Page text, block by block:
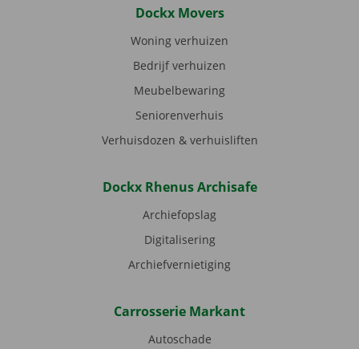
Dockx Movers
Woning verhuizen
Bedrijf verhuizen
Meubelbewaring
Seniorenverhuis
Verhuisdozen & verhuisliften
Dockx Rhenus Archisafe
Archiefopslag
Digitalisering
Archiefvernietiging
Carrosserie Markant
Autoschade